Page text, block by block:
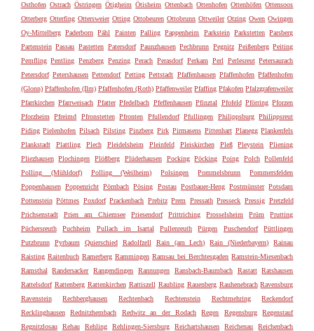
Osthofen Ostrach Östringen Ötigheim Ötisheim Ottenbach Ottenhofen Ottenhöfen Ottensoos
Otterberg Otterfing Ottersweier Otting Ottobeuren Ottobrunn Ottweiler Otzing Owen Owingen
Oy-Mittelberg Paderborn Pähl Painten Palling Pappenheim Parkstein Parkstetten Parsberg
Partenstein Passau Pastetten Patersdorf Paunzhausen Pechbrunn Pegnitz Peißenberg Peiting
Pemfling Pentling Penzberg Penzing Perach Perasdorf Perkam Perl Perlesreut Petersaurach
Petersdorf Petershausen Pettendorf Petting Pettstadt Pfaffenhausen Pfaffenhofen Pfaffenhofen
(Glonn) Pfaffenhofen (Ilm) Pfaffenhofen (Roth) Pfaffenweiler Pfaffing Pfakofen Pfalzgrafenweiler
Pfarrkirchen Pfarrweisach Pfatter Pfedelbach Pfeffenhausen Pfinztal Pfofeld Pförring Pforzen
Pforzheim
Pfreimd Pfronstetten Pfronten Pfullendorf Pfullingen Philippsburg Philippsreut
Piding Pielenhofen Pilsach Pilsting Pinzberg Pirk Pirmasens Pittenhart Planegg Plankenfels
Plankstadt
Plattling Plech Pleidelsheim Pleinfeld Pleiskirchen Pleß Pleystein
Pliening
Pliezhausen
Plochingen Plößberg Plüderhausen Pocking Pöcking Poing Polch
Pollenfeld
Polling (Mühldorf)
Polling (Weilheim) Polsingen Pommelsbrunn
Pommersfelden
Poppenhausen Poppenricht Pörnbach Pösing Postau Postbauer-Heng Postmünster Potsdam
Pottenstein Pöttmes Poxdorf Prackenbach Prebitz Prem Pressath Presseck Pressig Pretzfeld
Prichsenstadt
Prien am Chiemsee Priesendorf Prittriching Prosselsheim Prüm
Prutting
Püchersreuth
Puchheim Pullach im Isartal Pullenreuth Pürgen Puschendorf
Püttlingen
Putzbrunn
Pyrbaum Quierschied Radolfzell Rain (am Lech) Rain (Niederbayern)
Rainau
Raisting Raitenbuch Ramerberg Rammingen Ramsau bei Berchtesgaden Ramstein-Miesenbach
Ramsthal
Randersacker Rangendingen Rannungen Ransbach-Baumbach Rastatt
Ratshausen
Rattelsdorf Rattenberg Rattenkirchen Rattiszell Raubling Rauenberg Rauhenebrach Ravensburg
Ravenstein
Rechberghausen Rechtenbach Rechtenstein Rechtmehring
Reckendorf
Recklinghausen
Rednitzhembach Redwitz an der Rodach Regen Regensburg
Regenstauf
Regnitzlosau
Rehau Rehling Rehlingen-Siersburg Reichartshausen Reichenau
Reichenbach